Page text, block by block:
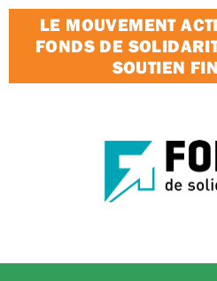
LE MOUVEMENT
FONDS DE
SOUTIEN